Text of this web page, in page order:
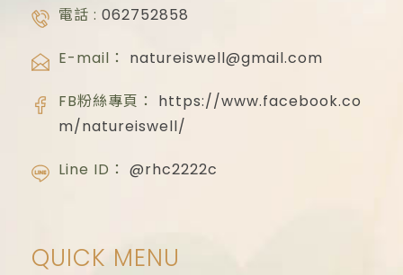
電話 : 062752858
E-mail： natureiswell@gmail.com
FB粉絲專頁： https://www.facebook.co
m/natureiswell/
Line ID： @rhc2222c
QUICK MENU